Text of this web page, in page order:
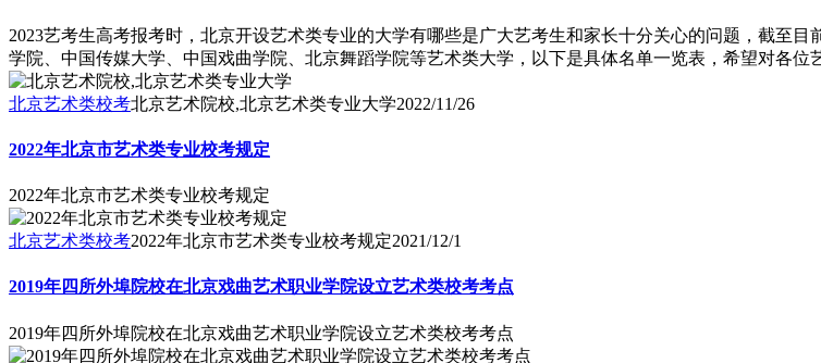
2023艺考生高考报考时，北京开设艺术类专业的大学有哪些是广大艺考生和家长十分关心的问题，截至
学院、中国传媒大学、中国戏曲学院、北京舞蹈学院等艺术类大学，以下是具体名单一览表，希望对各位
北京艺术类校考北京艺术院校,北京艺术类专业大学2022/11/26
2022年北京市艺术类专业校考规定
2022年北京市艺术类专业校考规定
北京艺术类校考2022年北京市艺术类专业校考规定2021/12/1
2019年四所外埠院校在北京戏曲艺术职业学院设立艺术类校考考点
2019年四所外埠院校在北京戏曲艺术职业学院设立艺术类校考考点